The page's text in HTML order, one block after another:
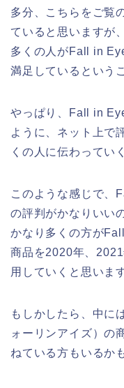
多分、こちらをご覧
ていると思いますが
多くの人がFall in
満足しているという
やっぱり、Fall in
ように、ネット上で
くの人に伝わってい
このような感じで、
の評判がかなりいい
かなり多くの方が
商品を2020年、
用していくと思いま
もしかしたら、中に
ォーリンアイズ）の
ねている方もいるか